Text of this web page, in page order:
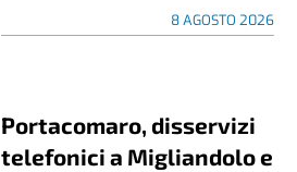
8 AGOSTO 2026
Portacomaro, disservizi
telefonici a Migliandolo e